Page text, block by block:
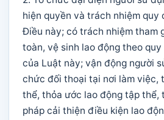
hiện quyền và trách nhiệm quy
Điều này; có trách nhiệm tham
toàn, vệ sinh lao động theo
của Luật này; vận động người
chức đối thoại tại nơi làm việc,
thể, thỏa ước lao động tập thể,
pháp cải thiện điều kiện lao